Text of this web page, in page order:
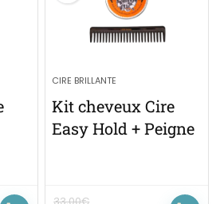
CIRE BRILLANTE
Kit cheveux Cire
Easy Hold + Peigne
33,00€